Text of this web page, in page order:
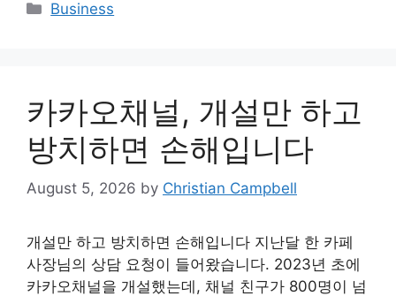
Categories
Business
카카오채널, 개설만 하고
방치하면 손해입니다
August 5, 2026 by Christian Campbell
개설만 하고 방치하면 손해입니다 지난달 한 카페
사장님의 상담 요청이 들어왔습니다. 2023년 초에
카카오채널을 개설했는데, 채널 친구가 800명이 넘